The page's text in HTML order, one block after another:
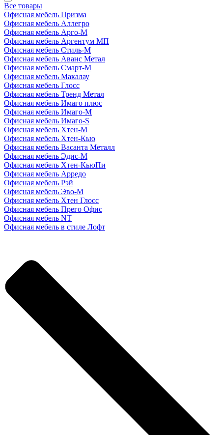
Все товары
Офисная мебель Призма
Офисная мебель Аллегро
Офисная мебель Арго-М
Офисная мебель Аргентум МП
Офисная мебель Стиль-М
Офисная мебель Аванс Метал
Офисная мебель Смарт-М
Офисная мебель Макалау
Офисная мебель Глосс
Офисная мебель Тренд Метал
Офисная мебель Имаго плюс
Офисная мебель Имаго-М
Офисная мебель Имаго-S
Офисная мебель Хтен-M
Офисная мебель Хтен-Кью
Офисная мебель Васанта Металл
Офисная мебель Эдис-M
Офисная мебель Хтен-КьюПи
Офисная мебель Арредо
Офисная мебель Рэй
Офисная мебель Эво-M
Офисная мебель Хтен Глосс
Офисная мебель Прего Офис
Офисная мебель NT
Офисная мебель в стиле Лофт